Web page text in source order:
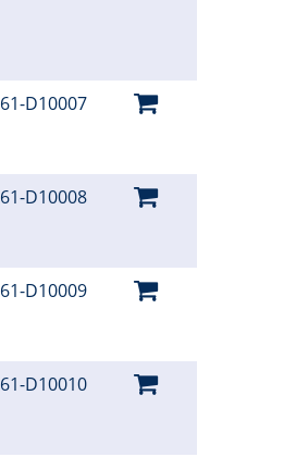
D10007
D10008
D10009
D10010